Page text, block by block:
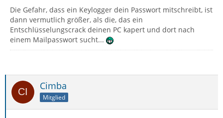
Die Gefahr, dass ein Keylogger dein Passwort mitschreibt, ist
dann vermutlich größer, als die, das ein
Entschlüsselungscrack deinen PC kapert und dort nach
einem Mailpasswort sucht...
Cimba
Mitglied